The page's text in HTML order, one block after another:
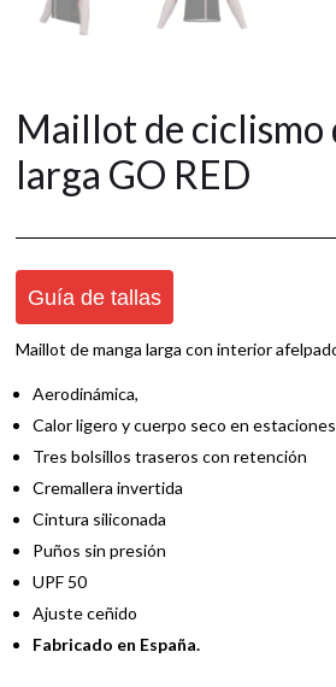
Maillot de ciclismo
larga GO RED
Maillot de manga larga con interior
Aerodinámica,
Calor ligero y cuerpo seco en
Tres bolsillos traseros con retención
Cremallera invertida
Cintura siliconada
Puños sin presión
UPF 50
Ajuste ceñido
Fabricado en España.
Guía de tallas